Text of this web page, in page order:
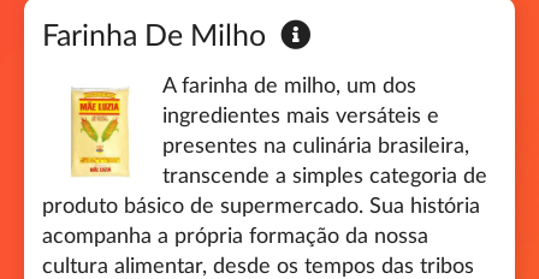
Farinha De Milho
A farinha de milho, um dos
ingredientes mais versáteis e
presentes na culinária brasileira,
transcende a simples categoria de
produto básico de supermercado. Sua história
acompanha a própria formação da nossa
cultura alimentar, desde os tempos das tribos